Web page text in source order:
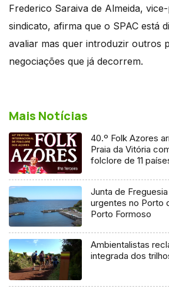
Frederico Saraiva de Almeida,
sindicato, afirma que o SPAC está
avaliar mas quer introduzir outros
negociações que já decorrem.
Mais Notícias
40.º Folk Azores
Praia da Vitória
folclore de 11
Junta de
urgentes no Porto
Porto Formoso
Ambientalistas
integrada dos